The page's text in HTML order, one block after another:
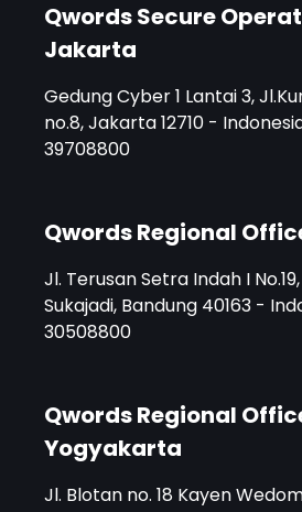
Qwords Secure
Jakarta
Gedung Cyber 1 Lantai 3,
no.8, Jakarta 12710 -
39708800
Qwords Regional
Jl. Terusan Setra Indah I
Sukajadi, Bandung 40163 -
30508800
Qwords Regional
Yogyakarta
Jl. Blotan no. 18 Kayen